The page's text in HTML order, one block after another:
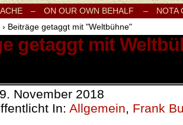
Internationale Onlinezeitung für Frieden,
– ON OUR OWN BEHALF –
NOTA
› Beiträge getaggt mit "Weltbühne"
getaggt mit
November 2018
In: Allgemein, Frank